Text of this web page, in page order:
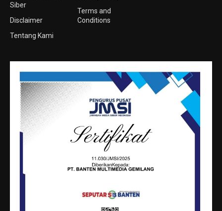
Siber
Disclaimer
Tentang Kami
Terms and
Conditions